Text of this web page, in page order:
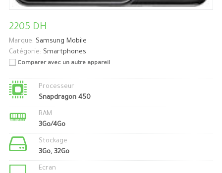
2205 DH
Marque: Samsung Mobile
Catégorie: Smartphones
Comparer avec un autre appareil
Processeur
Snapdragon 450
RAM
3Go/4Go
Stockage
3Go, 32Go
Ecran